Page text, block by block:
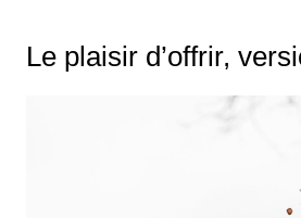
Le plaisir d’offrir,